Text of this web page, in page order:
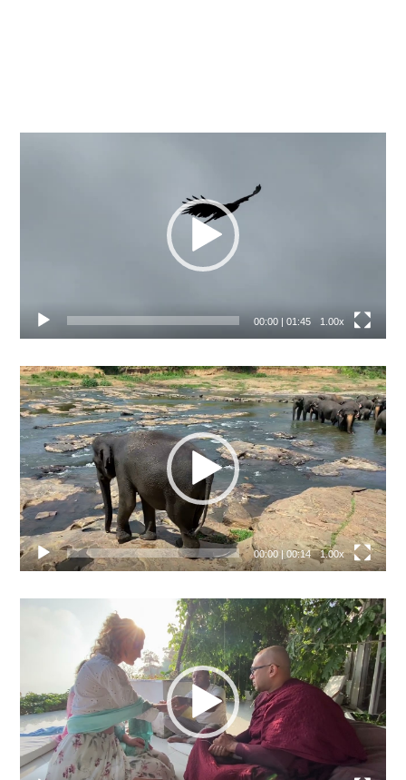
00:00| 01:45 1.00x
Video
přehrávač
00:00| 00:14 1.00x